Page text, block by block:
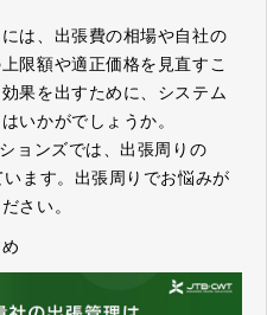
は、出張費の相場や自社の
限額や適正価格を見直すこ
果を出すために、システム
いかがでしょうか。
ョンズでは、出張周りの
ます。出張周りでお悩みが
さい。